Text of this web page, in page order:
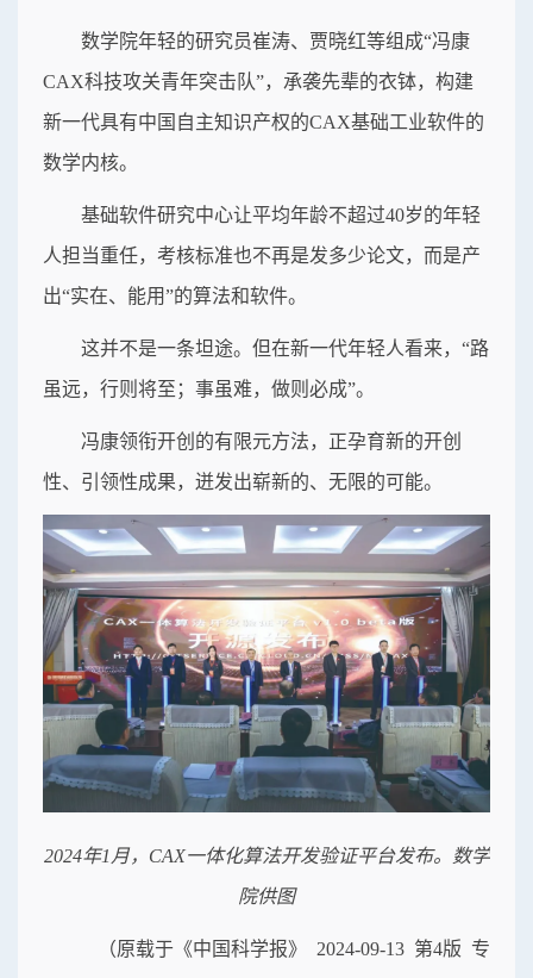
数学院年轻的研究员崔涛、贾晓红等组成“冯康
CAX科技攻关青年突击队”，承袭先辈的衣钵，构建
新一代具有中国自主知识产权的CAX基础工业软件的
数学内核。
基础软件研究中心让平均年龄不超过40岁的年轻
人担当重任，考核标准也不再是发多少论文，而是产
出“实在、能用”的算法和软件。
这并不是一条坦途。但在新一代年轻人看来，“路
虽远，行则将至；事虽难，做则必成”。
冯康领衔开创的有限元方法，正孕育新的开创
性、引领性成果，迸发出崭新的、无限的可能。
2024年1月，CAX一体化算法开发验证平台发布。数学
院供图
（原载于《中国科学报》 2024-09-13 第4版 专